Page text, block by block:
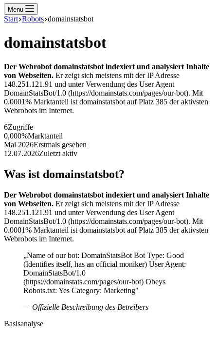
Menu
Start Robots domainstatsbot
domainstatsbot
Der Webrobot domainstatsbot indexiert und analysiert Inhalte
von Webseiten. Er zeigt sich meistens mit der IP Adresse
148.251.121.91 und unter Verwendung des User Agent
DomainStatsBot/1.0 (https://domainstats.com/pages/our-bot). Mit
0.0001% Marktanteil ist domainstatsbot auf Platz 385 der aktivsten
Webrobots im Internet.
6Zugriffe
0,000%Marktanteil
Mai 2026Erstmals gesehen
12.07.2026Zuletzt aktiv
Was ist domainstatsbot?
Der Webrobot domainstatsbot indexiert und analysiert Inhalte
von Webseiten. Er zeigt sich meistens mit der IP Adresse
148.251.121.91 und unter Verwendung des User Agent
DomainStatsBot/1.0 (https://domainstats.com/pages/our-bot). Mit
0.0001% Marktanteil ist domainstatsbot auf Platz 385 der aktivsten
Webrobots im Internet.
„Name of our bot: DomainStatsBot Bot Type: Good
(Identifies itself, has an official moniker) User Agent:
DomainStatsBot/1.0
(https://domainstats.com/pages/our-bot) Obeys
Robots.txt: Yes Category: Marketing"
— Offizielle Beschreibung des Betreibers
Basisanalyse